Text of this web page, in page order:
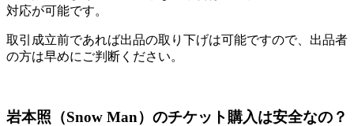
対応が可能です。
取引成立前であれば出品の取り下げは可能ですので、出品者
の方は早めにご判断ください。
岩本照（Snow Man）のチケット購入は安全なの？